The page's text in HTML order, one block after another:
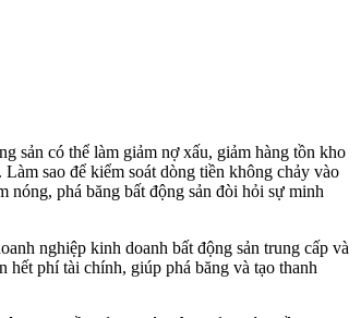
sản có thể làm giảm nợ xấu, giảm hàng tồn kho
sao để kiểm soát dòng tiền không chảy vào
nóng, phá băng bất động sản đòi hỏi sự minh
nghiệp kinh doanh bất động sản trung cấp và
hết phí tài chính, giúp phá băng và tạo thanh